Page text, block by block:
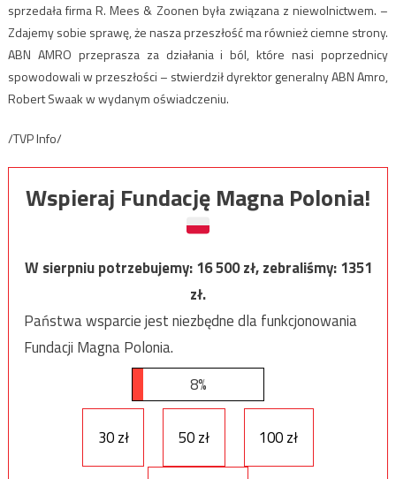
sprzedała firma R. Mees & Zoonen była związana z niewolnictwem. –
Zdajemy sobie sprawę, że nasza przeszłość ma również ciemne strony.
ABN AMRO przeprasza za działania i ból, które nasi poprzednicy
spowodowali w przeszłości – stwierdził dyrektor generalny ABN Amro,
Robert Swaak w wydanym oświadczeniu.
/TVP Info/
Wspieraj Fundację Magna Polonia!
W sierpniu potrzebujemy:16 500zł, zebraliśmy:1351
zł.
Państwa wsparcie jest niezbędne dla funkcjonowania
Fundacji Magna Polonia.
8%
30 zł 50 zł 100 zł